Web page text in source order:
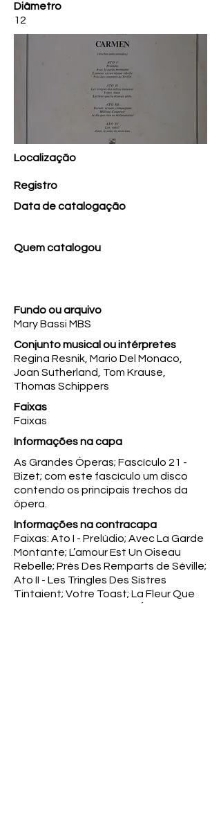
Diâmetro
12
Localização
Registro
Data de catalogação
Quem catalogou
Fundo ou arquivo
Mary Bassi MBS
Conjunto musical ou intérpretes
Regina Resnik, Mario Del Monaco,
Joan Sutherland, Tom Krause,
Thomas Schippers
Faixas
Faixas
Informações na capa
As Grandes Óperas; Fascículo 21 -
Bizet; com este fascículo um disco
contendo os principais trechos da
ópera.
Informações na contracapa
Faixas: Ato I - Prelúdio; Avec La Garde
Montante; L’amour Est Un Oiseau
Rebelle; Près Des Remparts de Séville;
Ato II - Les Tringles Des Sistres
Tintaient; Votre Toast; La Fleur Que